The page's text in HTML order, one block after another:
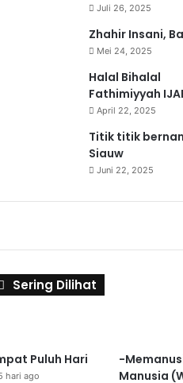
Juli 26, 2025
Zhahir Insani,
Mei 24, 2025
Halal Bihalal
Fathimiyyah
April 22, 2025
Titik titik
Siauw
Juni 22, 2025
Sering Dilihat
Puluh Hari
hari ago
-
Manusia